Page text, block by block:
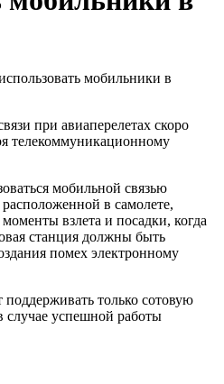
при авиаперелетах скоро
телекоммуникационному
мобильной связью
в самолете,
взлета и посадки, когда
станция должны быть
помех электронному
поддерживать только сотовую
случае успешной работы